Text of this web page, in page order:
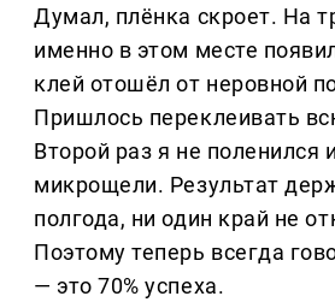
Думал, плёнка скроет. На
именно в этом месте
клей отошёл от неровной
Пришлось переклеивать
Второй раз я не поленился
микрощели. Результат
полгода, ни один край не
Поэтому теперь всегда
— это 70% успеха.